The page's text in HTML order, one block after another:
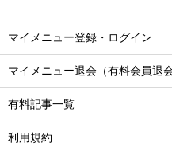
マイメニュー登録・ログイン
マイメニュー退会（有料会員退会
有料記事一覧
利用規約